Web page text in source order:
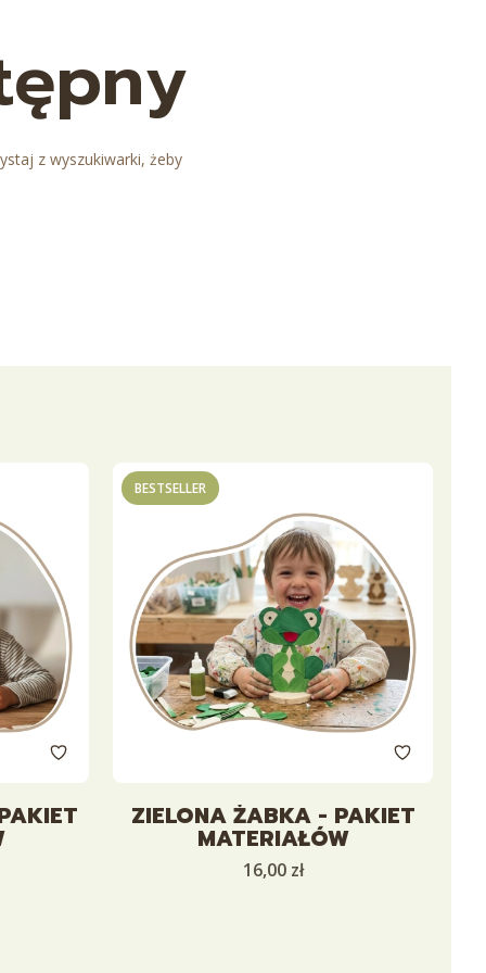
z wyszukiwarki, żeby
BESTSELLER
ZIELONA ŻABKA - PAKIET
MATERIAŁÓW
Cena
16,00 zł